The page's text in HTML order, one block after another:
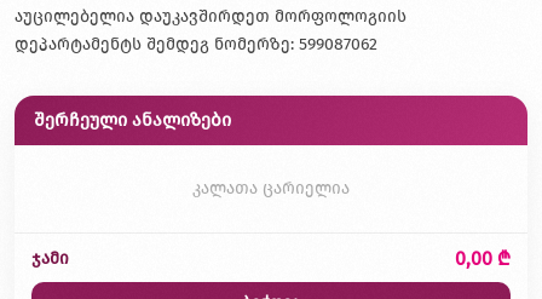
აუცილებელია დაუკავშირდეთ მორფოლოგიის
დეპარტამენტს შემდეგ ნომერზე: 599087062
შერჩეული ანალიზები
კალათა ცარიელია
ჯამი 0,00 ₾